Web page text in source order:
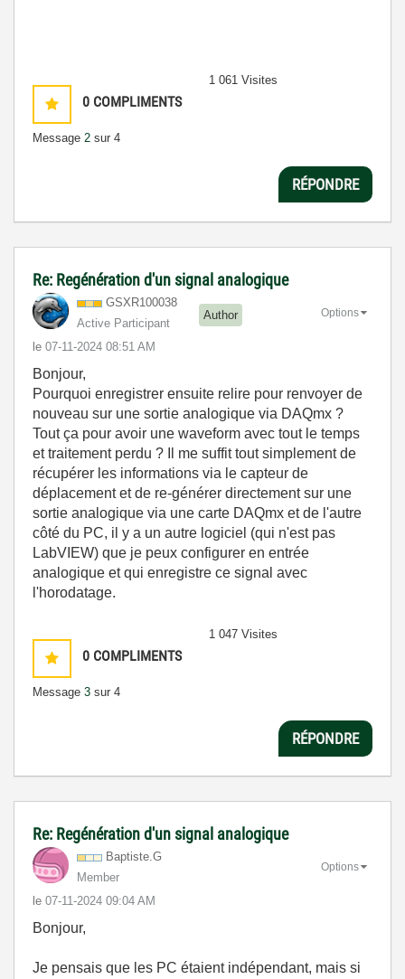
0 COMPLIMENTS
Message 2 sur 4
1 061 Visites
RÉPONDRE
Re: Regénération d'un signal analogique
GSXR100038
Active Participant
Author
le ‎07-11-2024 08:51 AM
Options
Bonjour,
Pourquoi enregistrer ensuite relire pour renvoyer de
nouveau sur une sortie analogique via DAQmx ?
Tout ça pour avoir une waveform avec tout le temps
et traitement perdu ? Il me suffit tout simplement de
récupérer les informations via le capteur de
déplacement et de re-générer directement sur une
sortie analogique via une carte DAQmx et de l'autre
côté du PC, il y a un autre logiciel (qui n'est pas
LabVIEW) que je peux configurer en entrée
analogique et qui enregistre ce signal avec
l'horodatage.
0 COMPLIMENTS
Message 3 sur 4
1 047 Visites
RÉPONDRE
Re: Regénération d'un signal analogique
Baptiste.G
Member
le ‎07-11-2024 09:04 AM
Options
Bonjour,
Je pensais que les PC étaient indépendant, mais si